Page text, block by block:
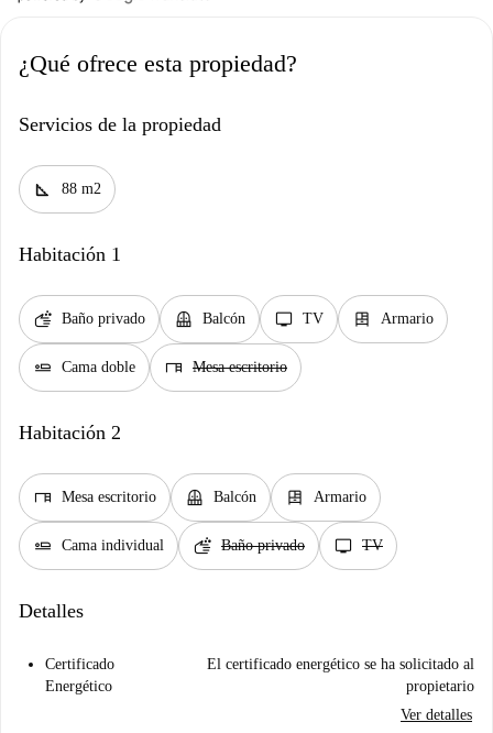
¿Qué ofrece esta propiedad?
Servicios de la propiedad
square_foot 88 m2
Habitación 1
soap Baño privado balcony Balcón tv TV dresser Armario
airline_seat_flat Cama doble desk Mesa escritorio
Habitación 2
desk Mesa escritorio balcony Balcón dresser Armario
airline_seat_flat Cama individual soap Baño privado tv TV
Detalles
Certificado
Energético
El certificado energético se ha solicitado al
propietario
Ver detalles